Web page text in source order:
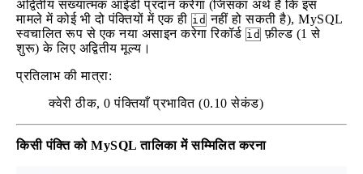
अद्वितीय संख्यात्मक आईडी प्रदान करेगा (जिसका अर्थ है कि इस
मामले में कोई भी दो पंक्तियों में एक ही id नहीं हो सकती है), MySQL
स्वचालित रूप से एक नया असाइन करेगा रिकॉर्ड id फ़ील्ड (1 से
शुरू) के लिए अद्वितीय मूल्य।
प्रतिलाभ की मात्रा:
क्वेरी ठीक, 0 पंक्तियाँ प्रभावित (0.10 सेकंड)
किसी पंक्ति को MySQL तालिका में सम्मिलित करना